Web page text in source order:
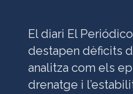
El diari El
destapen dèficits
analitza com els
drenatge i